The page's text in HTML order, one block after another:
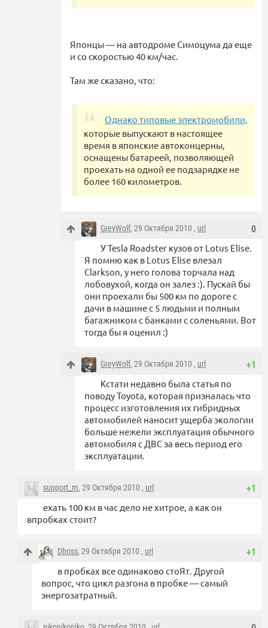
Японцы — на автодроме Симоцума да еще
и со скоростью 40 км/час.
Там же сказано, что:
Однако типовые электромобили,
которые выпускают в настоящее
время в японские автоконцерны,
оснащены батареей, позволяющей
проехать на одной ее подзарядке не
более 160 километров.
0
GreyWolf, 29 Октября 2010 , url
У Tesla Roadster кузов от Lotus Elise.
Я помню как в Lotus Elise влезал
Clarkson, у него голова торчала над
лобовухой, когда он залез :). Пускай бы
они проехали бы 500 км по дороге с
дачи в машине с 5 людьми и полным
багажником с банками с соленьями. Вот
тогда бы я оценил :)
+1
GreyWolf, 29 Октября 2010 , url
Кстати недавно была статья по
поводу Toyota, которая призналась что
процесс изготовления их гибридных
автомобилей наносит ущерба экологии
больше нежели эксплуатация обычного
автомобиля с ДВС за весь период его
эксплуатации.
+1
support_m, 29 Октября 2010 , url
ехать 100 км в час дело не хитрое, а как он
впробках стоит?
+1
Dboss, 29 Октября 2010 , url
в пробках все одинаково стоЯт. Другой
вопрос, что цикл разгона в пробке — самый
энергозатратный.